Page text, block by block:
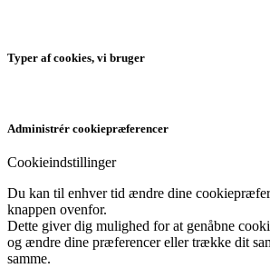
Typer af cookies, vi bruger
Administrér cookiepræferencer
Cookieindstillinger
Du kan til enhver tid ændre dine
knappen ovenfor.
Dette giver dig mulighed for at genåbne
og ændre dine præferencer eller trække dit
samme.